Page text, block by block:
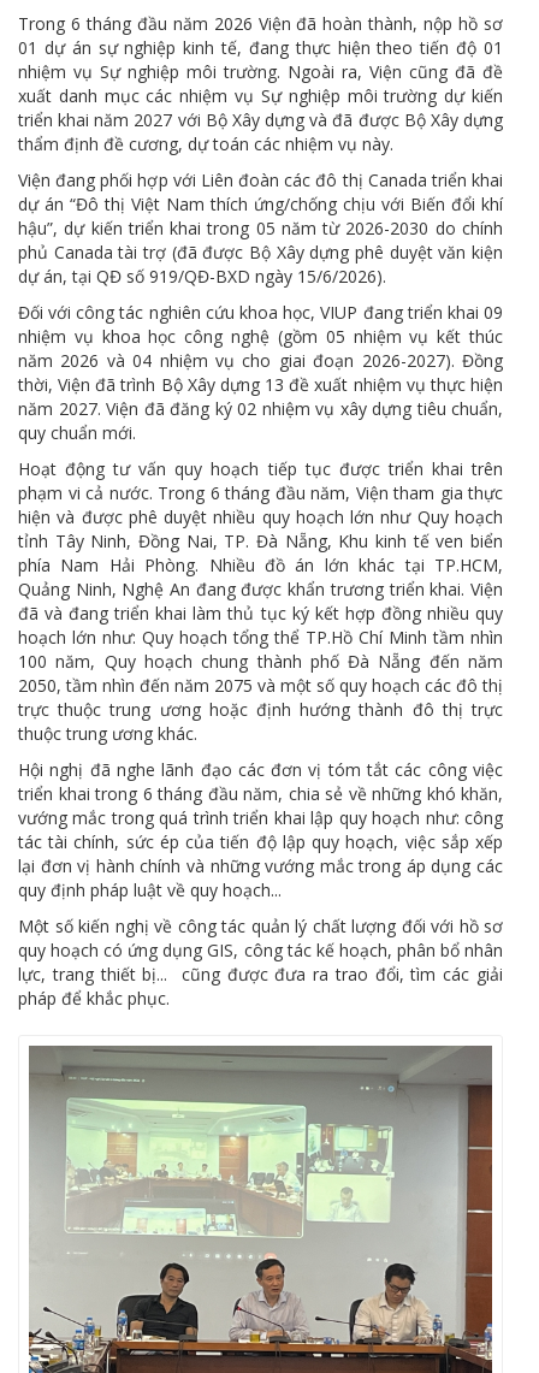
Trong 6 tháng đầu năm 2026 Viện đã hoàn thành, nộp hồ sơ
01 dự án sự nghiệp kinh tế, đang thực hiện theo tiến độ 01
nhiệm vụ Sự nghiệp môi trường. Ngoài ra, Viện cũng đã đề
xuất danh mục các nhiệm vụ Sự nghiệp môi trường dự kiến
triển khai năm 2027 với Bộ Xây dựng và đã được Bộ Xây dựng
thẩm định đề cương, dự toán các nhiệm vụ này.
Viện đang phối hợp với Liên đoàn các đô thị Canada triển khai
dự án “Đô thị Việt Nam thích ứng/chống chịu với Biến đổi khí
hậu”, dự kiến triển khai trong 05 năm từ 2026-2030 do chính
phủ Canada tài trợ (đã được Bộ Xây dựng phê duyệt văn kiện
dự án, tại QĐ số 919/QĐ-BXD ngày 15/6/2026).
Đối với công tác nghiên cứu khoa học, VIUP đang triển khai 09
nhiệm vụ khoa học công nghệ (gồm 05 nhiệm vụ kết thúc
năm 2026 và 04 nhiệm vụ cho giai đoạn 2026-2027). Đồng
thời, Viện đã trình Bộ Xây dựng 13 đề xuất nhiệm vụ thực hiện
năm 2027. Viện đã đăng ký 02 nhiệm vụ xây dựng tiêu chuẩn,
quy chuẩn mới.
Hoạt động tư vấn quy hoạch tiếp tục được triển khai trên
phạm vi cả nước. Trong 6 tháng đầu năm, Viện tham gia thực
hiện và được phê duyệt nhiều quy hoạch lớn như Quy hoạch
tỉnh Tây Ninh, Đồng Nai, TP. Đà Nẵng, Khu kinh tế ven biển
phía Nam Hải Phòng. Nhiều đồ án lớn khác tại TP.HCM,
Quảng Ninh, Nghệ An đang được khẩn trương triển khai. Viện
đã và đang triển khai làm thủ tục ký kết hợp đồng nhiều quy
hoạch lớn như: Quy hoạch tổng thể TP.Hồ Chí Minh tầm nhìn
100 năm, Quy hoạch chung thành phố Đà Nẵng đến năm
2050, tầm nhìn đến năm 2075 và một số quy hoạch các đô thị
trực thuộc trung ương hoặc định hướng thành đô thị trực
thuộc trung ương khác.
Hội nghị đã nghe lãnh đạo các đơn vị tóm tắt các công việc
triển khai trong 6 tháng đầu năm, chia sẻ về những khó khăn,
vướng mắc trong quá trình triển khai lập quy hoạch như: công
tác tài chính, sức ép của tiến độ lập quy hoạch, việc sắp xếp
lại đơn vị hành chính và những vướng mắc trong áp dụng các
quy định pháp luật về quy hoạch...
Một số kiến nghị về công tác quản lý chất lượng đối với hồ sơ
quy hoạch có ứng dụng GIS, công tác kế hoạch, phân bổ nhân
lực, trang thiết bị... cũng được đưa ra trao đổi, tìm các giải
pháp để khắc phục.